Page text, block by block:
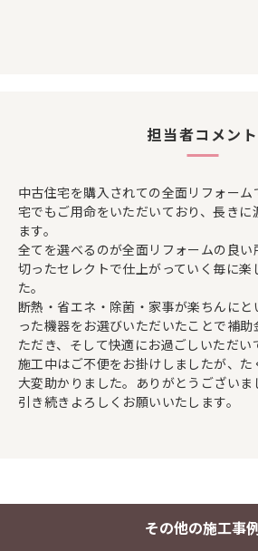
担当者コメント
中古住宅を購入されての全面リフォーム
宅でもご用命をいただいており、長きに
ます。
全てを選べるのが全面リフォームの良い
切ったセレクトで仕上がっていく毎に楽
た。
断熱・省エネ・除菌・家事が楽ちんにと
った機器をお選びいただいたことで補
ただき、そして快適にお過ごしいただい
施工中はご不便をお掛けしましたが、た
大変助かりました。ありがとうございま
引き続きよろしくお願いいたします。
その他の施工事